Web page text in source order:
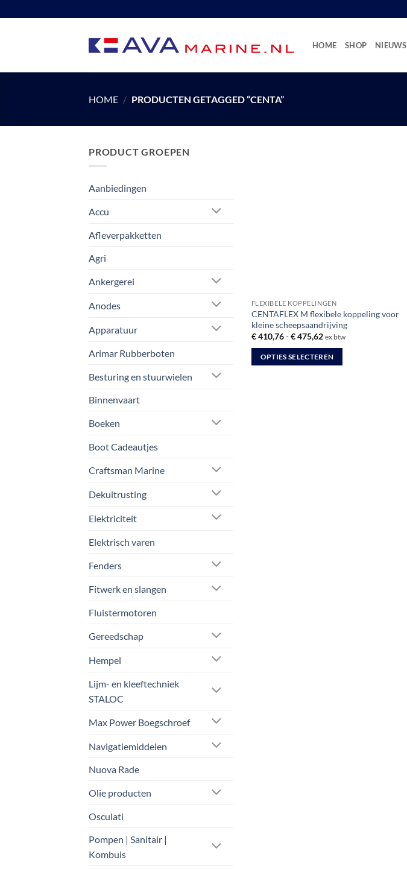
naar
HOME SHOP NIEUWS
HOME / PRODUCTEN GETAGGED “CENTA”
PRODUCT GROEPEN
Aanbiedingen
Accu
Afleverpakketten
Agri
Ankergerei
Anodes
Apparatuur
Arimar Rubberboten
Besturing en stuurwielen
Binnenvaart
Boeken
Boot Cadeautjes
Craftsman Marine
Dekuitrusting
Elektriciteit
Elektrisch varen
Fenders
Fitwerk en slangen
Fluistermotoren
Gereedschap
Hempel
Lijm- en kleeftechniek
STALOC
Max Power Boegschroef
Navigatiemiddelen
Nuova Rade
Olie producten
Osculati
Pompen | Sanitair |
Kombuis
FLEXIBELE KOPPELINGEN
CENTAFLEX M flexibele koppeling voor
kleine scheepsaandrijving
€410,76-€475,62Prijsklasse:
tot
€ 475,62
ex btw
OPTIES SELECTEREN